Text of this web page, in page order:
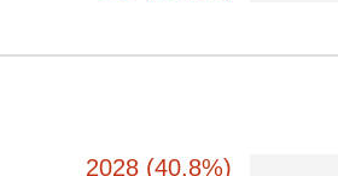
2028 (40.8%)